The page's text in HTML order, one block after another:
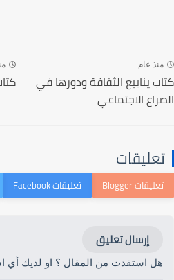
منذ عام
كتاب ينابيع الثقافة ودورها في
الصراع الاجتماعي
تعليقات
إرسال تعليق
هل استفدت من المقال ؟ او لديك أي